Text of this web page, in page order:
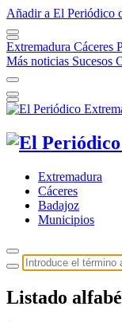
Añadir a El Periódico
Extremadura Cáceres
Más noticias Sucesos
Extremadura
Cáceres
Badajoz
Municipios
Listado